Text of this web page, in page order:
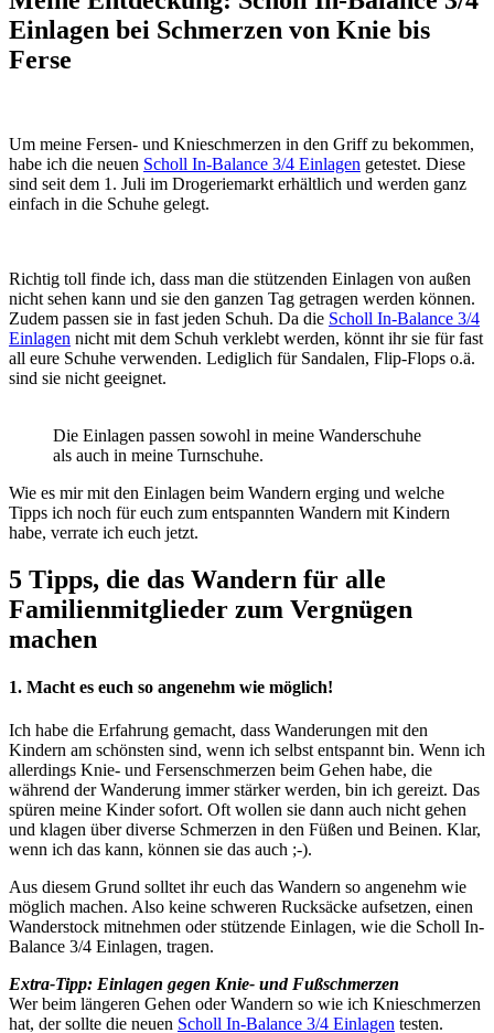
Einlagen bei Schmerzen von Knie bis
Ferse
Um meine Fersen- und Knieschmerzen in den Griff zu bekommen,
habe ich die neuen Scholl In-Balance 3/4 Einlagen getestet. Diese
sind seit dem 1. Juli im Drogeriemarkt erhältlich und werden ganz
einfach in die Schuhe gelegt.
Richtig toll finde ich, dass man die stützenden Einlagen von außen
nicht sehen kann und sie den ganzen Tag getragen werden können.
Zudem passen sie in fast jeden Schuh. Da die Scholl In-Balance 3/4
Einlagen nicht mit dem Schuh verklebt werden, könnt ihr sie für fast
all eure Schuhe verwenden. Lediglich für Sandalen, Flip-Flops o.ä.
sind sie nicht geeignet.
Die Einlagen passen sowohl in meine Wanderschuhe
als auch in meine Turnschuhe.
Wie es mir mit den Einlagen beim Wandern erging und welche
Tipps ich noch für euch zum entspannten Wandern mit Kindern
habe, verrate ich euch jetzt.
5 Tipps, die das Wandern für alle
Familienmitglieder zum Vergnügen
machen
1. Macht es euch so angenehm wie möglich!
Ich habe die Erfahrung gemacht, dass Wanderungen mit den
Kindern am schönsten sind, wenn ich selbst entspannt bin. Wenn ich
allerdings Knie- und Fersenschmerzen beim Gehen habe, die
während der Wanderung immer stärker werden, bin ich gereizt. Das
spüren meine Kinder sofort. Oft wollen sie dann auch nicht gehen
und klagen über diverse Schmerzen in den Füßen und Beinen. Klar,
wenn ich das kann, können sie das auch ;-).
Aus diesem Grund solltet ihr euch das Wandern so angenehm wie
möglich machen. Also keine schweren Rucksäcke aufsetzen, einen
Wanderstock mitnehmen oder stützende Einlagen, wie die Scholl In-
Balance 3/4 Einlagen, tragen.
Extra-Tipp: Einlagen gegen Knie- und Fußschmerzen
Wer beim längeren Gehen oder Wandern so wie ich Knieschmerzen
hat, der sollte die neuen Scholl In-Balance 3/4 Einlagen testen.